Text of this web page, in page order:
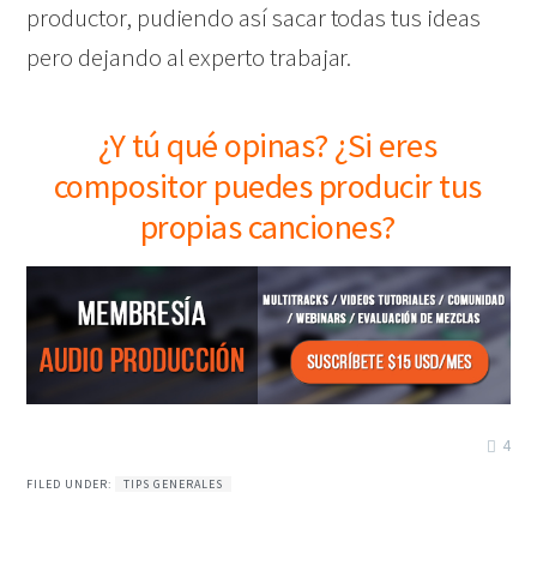
productor, pudiendo así sacar todas tus ideas
pero dejando al experto trabajar.
¿Y tú qué opinas? ¿Si eres
compositor puedes producir tus
propias canciones?
4
FILED UNDER: TIPS GENERALES